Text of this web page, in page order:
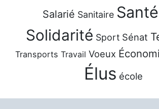
Salarié Sanitaire Santé
Solidarité Sport Sénat
Transports Travail Voeux
Élus école